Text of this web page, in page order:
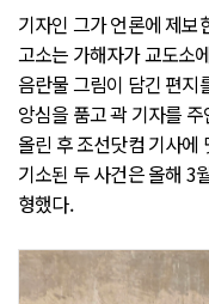
기자인 그가 언론에 제보
고소는 가해자가 교도소
음란물 그림이 담긴 편지
앙심을 품고 곽 기자를
올린 후 조선닷컴 기사에
기소된 두 사건은 올해 3
형했다.